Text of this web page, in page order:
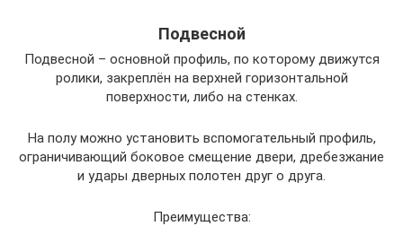
Подвесной
Подвесной – основной профиль, по которому движутся
ролики, закреплён на верхней горизонтальной
поверхности, либо на стенках.
На полу можно установить вспомогательный профиль,
ограничивающий боковое смещение двери, дребезжание
и удары дверных полотен друг о друга.
Преимущества: